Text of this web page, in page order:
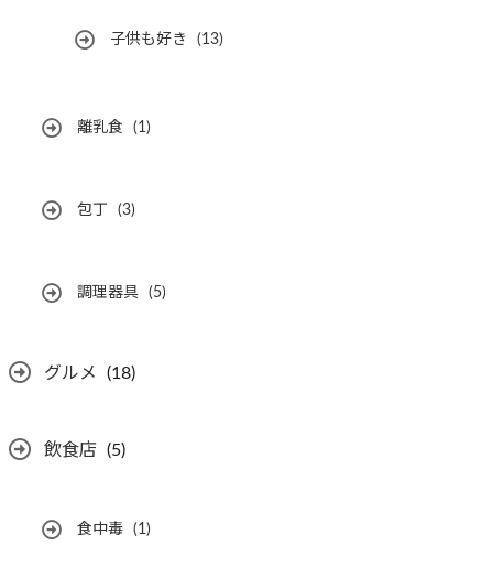
子供も好き (13)
離乳食 (1)
包丁 (3)
調理器具 (5)
グルメ (18)
飲食店 (5)
食中毒 (1)